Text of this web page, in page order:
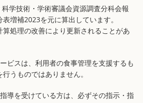
学技術・学術審議会資源調査分科会報
増補2023を元に算出しています。
算処理の改善により更新されることがあ
ビスは、利用者の食事管理を支援するも
うものではありません。
導を受けている方は、必ずその指示・指